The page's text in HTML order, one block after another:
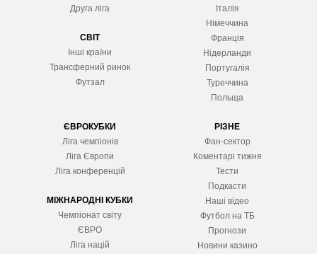
Друга ліга
СВІТ
Інші країни
Трансферний ринок
Футзал
Італія
Німеччина
Франція
Нідерланди
Португалія
Туреччина
Польща
ЄВРОКУБКИ
Ліга чемпіонів
Ліга Європи
Ліга конференцій
МІЖНАРОДНІ КУБКИ
Чемпіонат світу
ЄВРО
Ліга націй
РІЗНЕ
Фан-сектор
Коментарі тижня
Тести
Подкасти
Наші відео
Футбол на ТБ
Прогнози
Новини казино